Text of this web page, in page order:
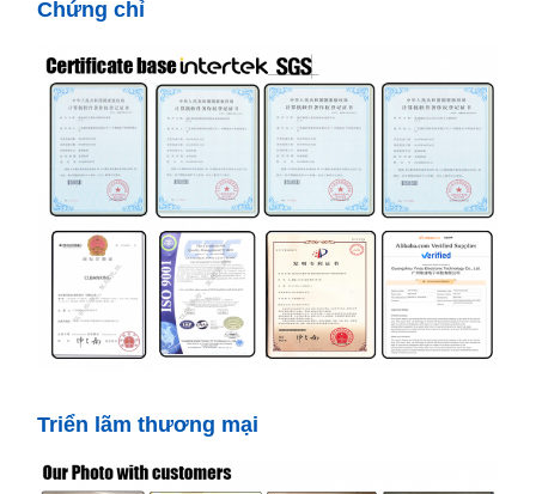
Chứng chỉ
Triển lãm thương mại